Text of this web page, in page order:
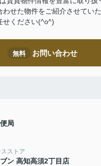
わせた物件をご紹介させてい
せください(^o^)
無料 お問い合わせ
局
ストア
ン 高知高須2丁目店